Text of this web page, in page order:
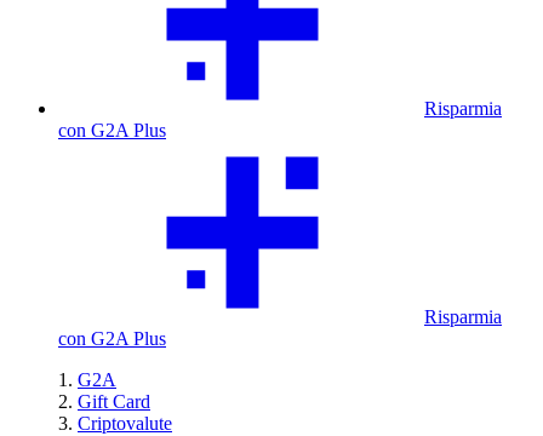
Risparmia
con G2A Plus
Risparmia
con G2A Plus
G2A
Gift Card
Criptovalute